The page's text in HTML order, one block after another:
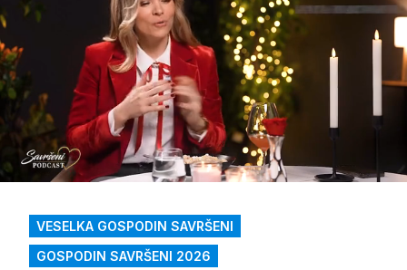
Upali
zvuk
Loaded :
2.77%
VESELKA GOSPODIN SAVRŠENI
GOSPODIN SAVRŠENI 2026